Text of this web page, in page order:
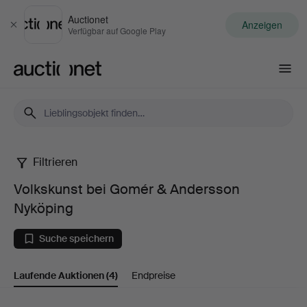
Schließen
Auctionet
Verfügbar auf Google Play Anzeigen
Volkskunst
bei
Gomér
Filtrieren
Volkskunst bei Gomér & Andersson
Nyköping
Suche speichern
Laufende Auktionen(4) Endpreise